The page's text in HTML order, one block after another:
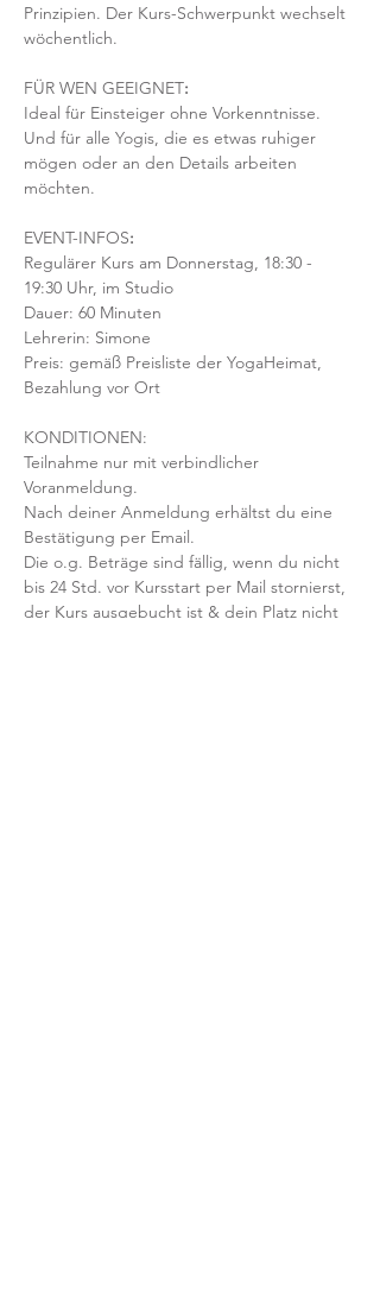
Prinzipien. Der Kurs-Schwerpunkt wechselt
wöchentlich.
FÜR WEN GEEIGNET:
Ideal für Einsteiger ohne Vorkenntnisse.
Und für alle Yogis, die es etwas ruhiger
mögen oder an den Details arbeiten
möchten.
EVENT-INFOS:
Regulärer Kurs am Donnerstag, 18:30 -
19:30 Uhr, im Studio
Dauer: 60 Minuten
Lehrerin: Simone
Preis: gemäß Preisliste der YogaHeimat,
Bezahlung vor Ort
KONDITIONEN:
Teilnahme nur mit verbindlicher
Voranmeldung.
Nach deiner Anmeldung erhältst du eine
Bestätigung per Email.
Die o.g. Beträge sind fällig, wenn du nicht
bis 24 Std. vor Kursstart per Mail stornierst,
der Kurs ausgebucht ist & dein Platz nicht